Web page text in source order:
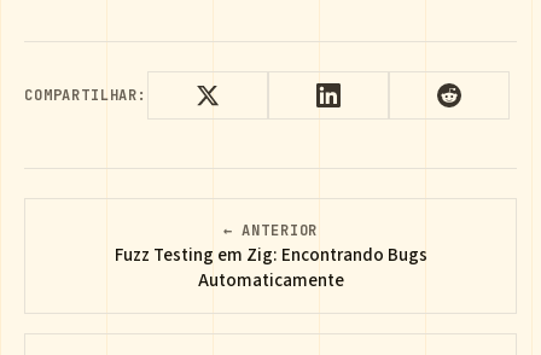
COMPARTILHAR:
← ANTERIOR
Fuzz Testing em Zig: Encontrando Bugs
Automaticamente